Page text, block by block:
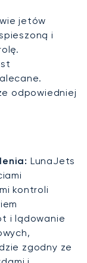
jetów
i
odpowiedniej
LunaJets
kontroli
i lądowanie
zgodny ze